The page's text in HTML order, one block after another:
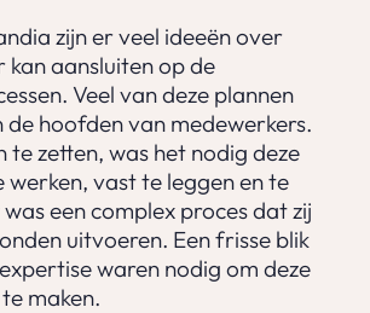
zijn er veel ideeën over
kan aansluiten op de
Veel van deze plannen
de hoofden van medewerkers.
te zetten, was het nodig deze
werken, vast te leggen en te
een complex proces dat zij
uitvoeren. Een frisse blik
waren nodig om deze
maken.